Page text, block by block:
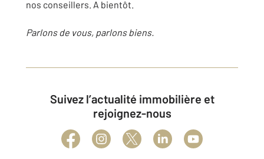
nos conseillers. A bientôt.
Parlons de vous, parlons biens.
Suivez l’actualité immobilière et
rejoignez-nous